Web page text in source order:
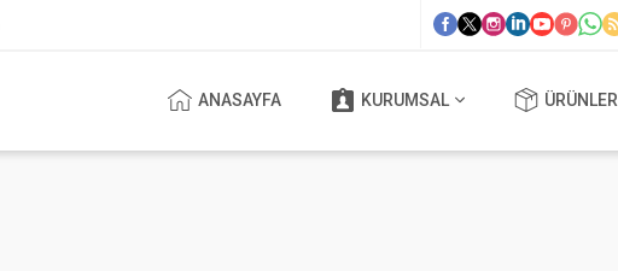
ANASAYFA KURUMSAL ÜRÜNLER